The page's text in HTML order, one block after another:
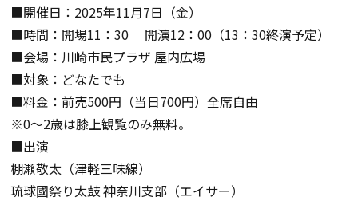
■開催日：2025年11月7日（金）
■時間：開場11：30 開演12：00（13：30終演予定）
■会場：川崎市民プラザ 屋内広場
■対象：どなたでも
■料金：前売500円（当日700円）全席自由
※0～2歳は膝上観覧のみ無料。
■出演
棚瀨敬太（津軽三味線）
琉球國祭り太鼓 神奈川支部（エイサー）